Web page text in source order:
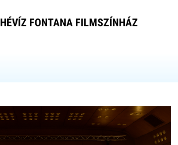
HÉVÍZ FONTANA FILMSZÍNHÁZ